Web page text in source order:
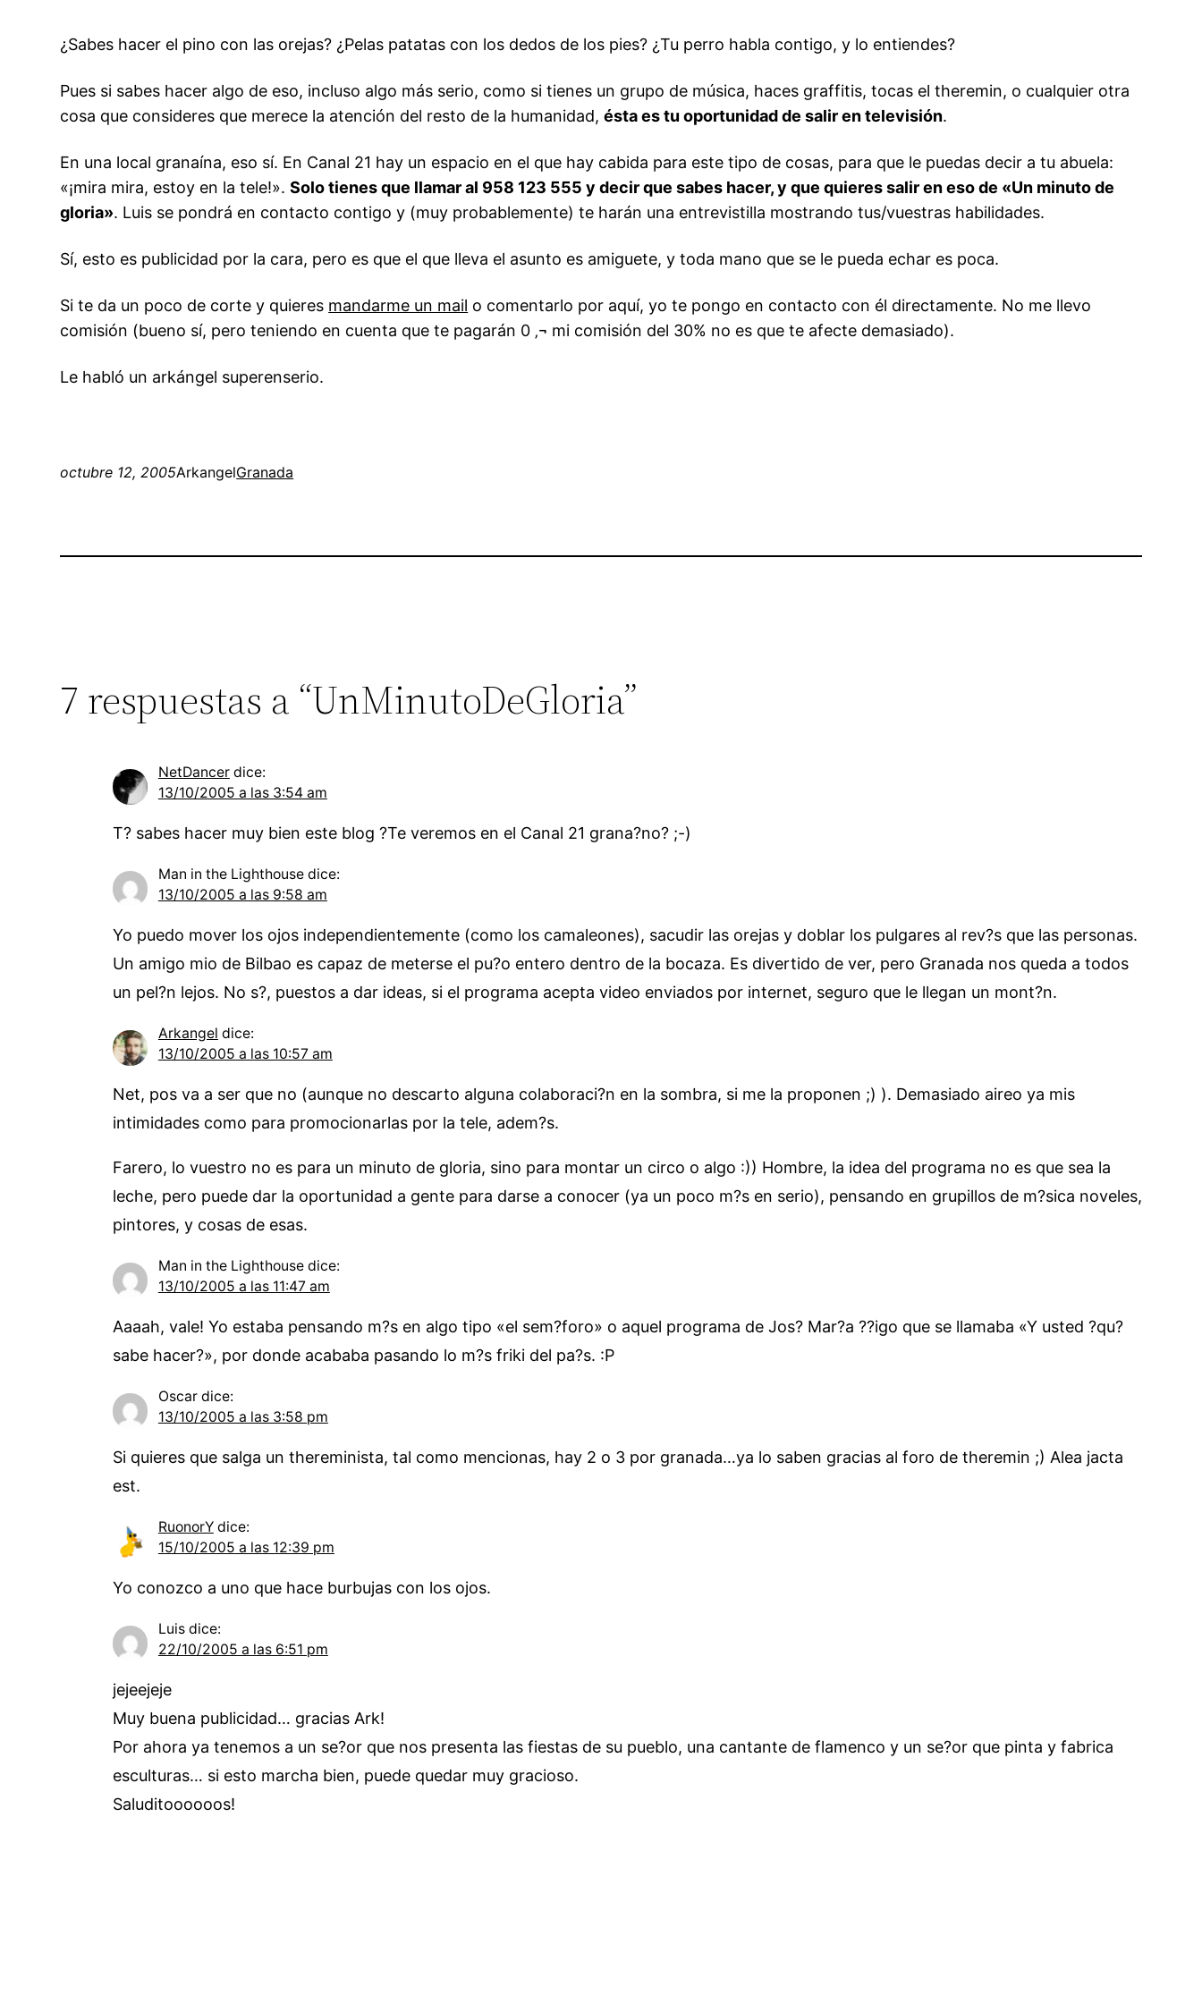
¿Sabes hacer el pino con las orejas? ¿Pelas patatas con los dedos de los pies? ¿Tu perro habla contigo, y lo entiendes?
Pues si sabes hacer algo de eso, incluso algo más serio, como si tienes un grupo de música, haces graffitis, tocas el theremin, o cualquier otra
cosa que consideres que merece la atención del resto de la humanidad,ésta es tu oportunidad de salir en televisión.
En una local granaína, eso sí. En Canal 21 hay un espacio en el que hay cabida para este tipo de cosas, para que le puedas decir a tu abuela:
«¡mira mira, estoy en la tele!».Solo tienes que llamar al 958 123 555 y decir que sabes hacer, y que quieres salir en eso de «Un minuto de
gloria». Luis se pondrá en contacto contigo y (muy probablemente) te harán una entrevistilla mostrando tus/vuestras habilidades.
Sí, esto es publicidad por la cara, pero es que el que lleva el asunto es amiguete, y toda mano que se le pueda echar es poca.
Si te da un poco de corte y quieres mandarme un mail o comentarlo por aquí, yo te pongo en contacto con él directamente. No me llevo
comisión (bueno sí, pero teniendo en cuenta que te pagarán 0 ‚¬ mi comisión del 30% no es que te afecte demasiado).
Le habló un arkángel superenserio.
octubre 12, 2005ArkangelGranada
7 respuestas a “UnMinutoDeGloria”
NetDancer dice:
13/10/2005 a las 3:54 am
T? sabes hacer muy bien este blog ?Te veremos en el Canal 21 grana?no? ;-)
Man in the Lighthouse dice:
13/10/2005 a las 9:58 am
Yo puedo mover los ojos independientemente (como los camaleones), sacudir las orejas y doblar los pulgares al rev?s que las personas.
Un amigo mio de Bilbao es capaz de meterse el pu?o entero dentro de la bocaza. Es divertido de ver, pero Granada nos queda a todos
un pel?n lejos. No s?, puestos a dar ideas, si el programa acepta video enviados por internet, seguro que le llegan un mont?n.
Arkangel dice:
13/10/2005 a las 10:57 am
Net, pos va a ser que no (aunque no descarto alguna colaboraci?n en la sombra, si me la proponen ;) ). Demasiado aireo ya mis
intimidades como para promocionarlas por la tele, adem?s.
Farero, lo vuestro no es para un minuto de gloria, sino para montar un circo o algo :)) Hombre, la idea del programa no es que sea la
leche, pero puede dar la oportunidad a gente para darse a conocer (ya un poco m?s en serio), pensando en grupillos de m?sica noveles,
pintores, y cosas de esas.
Man in the Lighthouse dice:
13/10/2005 a las 11:47 am
Aaaah, vale! Yo estaba pensando m?s en algo tipo «el sem?foro» o aquel programa de Jos? Mar?a ??igo que se llamaba «Y usted ?qu?
sabe hacer?», por donde acababa pasando lo m?s friki del pa?s. :P
Oscar dice:
13/10/2005 a las 3:58 pm
Si quieres que salga un thereminista, tal como mencionas, hay 2 o 3 por granada…ya lo saben gracias al foro de theremin ;) Alea jacta
est.
RuonorY dice:
15/10/2005 a las 12:39 pm
Yo conozco a uno que hace burbujas con los ojos.
Luis dice:
22/10/2005 a las 6:51 pm
jejeejeje
Muy buena publicidad… gracias Ark!
Por ahora ya tenemos a un se?or que nos presenta las fiestas de su pueblo, una cantante de flamenco y un se?or que pinta y fabrica
esculturas… si esto marcha bien, puede quedar muy gracioso.
Saluditoooooos!